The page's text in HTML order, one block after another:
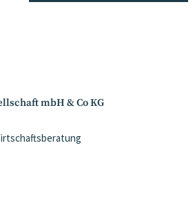
mbH & Co KG